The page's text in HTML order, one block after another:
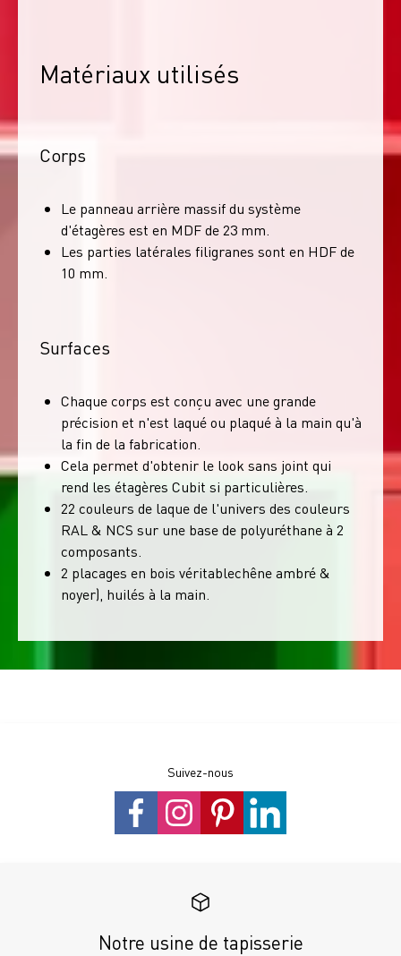
Matériaux utilisés
Corps
Le panneau arrière massif du système
d'étagères est en MDF de 23 mm.
Les parties latérales filigranes sont en HDF de
10 mm.
Surfaces
Chaque corps est conçu avec une grande
précision et n'est laqué ou plaqué à la main qu'à
la fin de la fabrication.
Cela permet d'obtenir le look sans joint qui
rend les étagères Cubit si particulières.
22 couleurs de laque de l'univers des couleurs
RAL & NCS sur une base de polyuréthane à 2
composants.
2 placages en bois véritablechêne ambré &
noyer), huilés à la main.
Suivez-nous
Notre usine de tapisserie